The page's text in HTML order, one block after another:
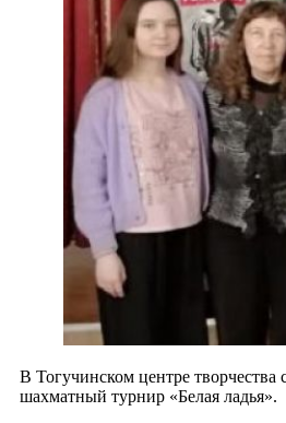
В Тогучинском центре творчества
шахматный турнир «Белая ладья».